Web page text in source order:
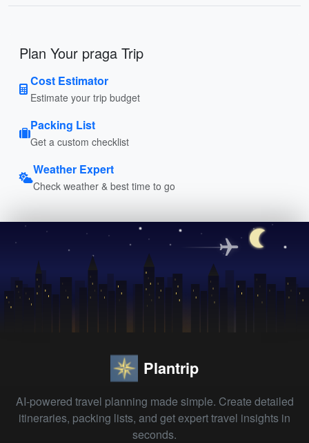
Plan Your praga Trip
Cost Estimator
Estimate your trip budget
Packing List
Get a custom checklist
Weather Expert
Check weather & best time to go
Plantrip
AI-powered travel planning made simple. Create detailed
itineraries, packing lists, and get expert travel insights in
seconds.